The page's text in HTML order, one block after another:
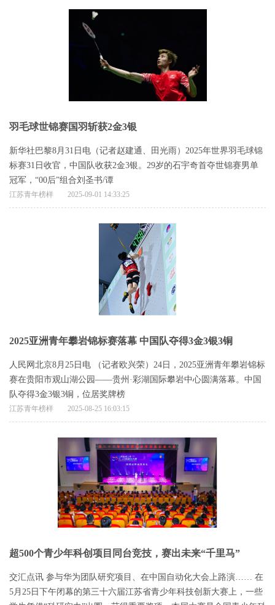
羽毛球世锦赛国羽斩获2金3银
新华社巴黎8月31日电（记者赵建通、田光雨）2025年世界羽毛球锦
标赛31日收官，中国队收获2金3银。29岁的石宇奇首夺世锦赛男单
冠军，“00后”组合刘圣书/谭
江苏青年榜样 2025-09-01 14:33:25
2025亚洲青年攀岩锦标赛落幕 中国队夺得3金3银3铜
人民网北京8月25日电 （记者欧兴荣）24日，2025亚洲青年攀岩锦标
赛在贵阳市观山湖公园——贵州·彩湖国际攀岩中心圆满落幕。中国
队夺得3金3银3铜，位居奖牌榜
江苏青年榜样 2025-08-25 16:03:15
超500个青少年科创项目同台竞技，赛出未来“千里马”
交汇点讯 参与华为团队研究项目、在中国自动化大会上路演…… 在
5月25日下午闭幕的第三十六届江苏省青少年科技创新大赛上，一些